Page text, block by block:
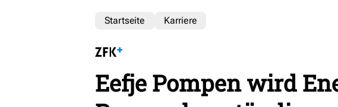
Startseite Karriere
Eefje Pompen wird